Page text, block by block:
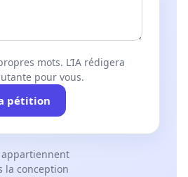
mots. L’IA rédigera
pour vous.
pétition
appartiennent
la conception